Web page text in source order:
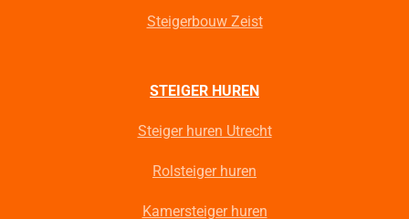
Steigerbouw Zeist
STEIGER HUREN
Steiger huren Utrecht
Rolsteiger huren
Kamersteiger huren